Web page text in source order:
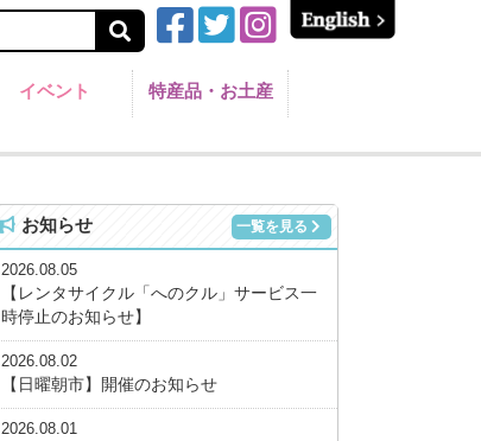
イベント 特産品・お土産
お知らせ 一覧を見る
2026.08.05
【レンタサイクル「へのクル」サービス一
時停止のお知らせ】
2026.08.02
【日曜朝市】開催のお知らせ
2026.08.01